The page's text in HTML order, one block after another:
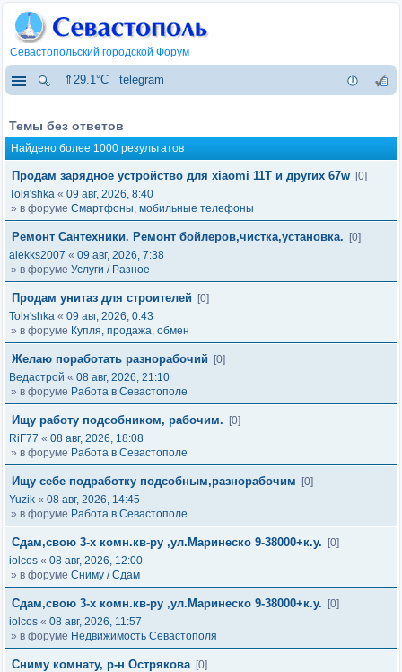
Севастопольский городской Форум
⇑29.1°C telegram
Темы без ответов
Найдено более 1000 результатов
Продам зарядное устройство для xiaomi 11T и других 67w [0]
Tolя'shka « 09 авг, 2026, 8:40
» в форуме Смартфоны, мобильные телефоны
Ремонт Сантехники. Ремонт бойлеров,чистка,установка.
[0]
alekks2007 « 09 авг, 2026, 7:38
» в форуме Услуги / Разное
Продам унитаз для строителей
[0]
Tolя'shka « 09 авг, 2026, 0:43
» в форуме Купля, продажа, обмен
Желаю поработать разнорабочий
[0]
Ведастрой « 08 авг, 2026, 21:10
» в форуме Работа в Севастополе
Ищу работу подсобником, рабочим.
[0]
RiF77 « 08 авг, 2026, 18:08
» в форуме Работа в Севастополе
Ищу себе подработку подсобным,разнорабочим
[0]
Yuzik « 08 авг, 2026, 14:45
» в форуме Работа в Севастополе
Сдам,свою 3-х комн.кв-ру ,ул.Маринеско 9-38000+к.у.
[0]
iolcos « 08 авг, 2026, 12:00
» в форуме Сниму / Сдам
Сдам,свою 3-х комн.кв-ру ,ул.Маринеско 9-38000+к.у.
[0]
iolcos « 08 авг, 2026, 11:57
» в форуме Недвижимость Севастополя
Сниму комнату, р-н Острякова [0]